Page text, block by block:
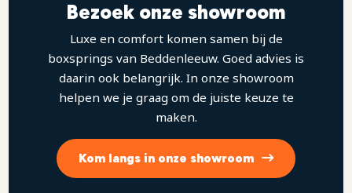
Bezoek onze showroom
Luxe en comfort komen samen bij de
boxsprings van Beddenleeuw. Goed advies is
daarin ook belangrijk. In onze showroom
helpen we je graag om de juiste keuze te
maken.
Kom langs in onze showroom